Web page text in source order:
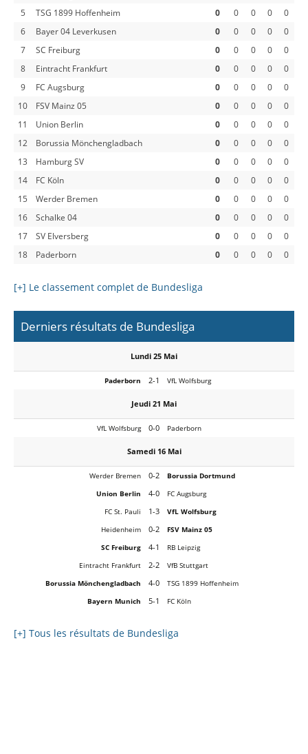
5
TSG 1899 Hoffenheim 0 0 0 0
0
6
Bayer 04 Leverkusen 0 0 0 0
0
7
SC Freiburg 0 0 0 0
0
8
Eintracht Frankfurt 0 0 0 0
0
9
FC Augsburg 0 0 0 0
0
10
FSV Mainz 05 0 0 0 0
0
11
Union Berlin 0 0 0 0
0
12
Borussia Mönchengladbach 0 0 0 0
0
13
Hamburg SV 0 0 0 0
0
14
FC Köln 0 0 0 0
0
15
Werder Bremen 0 0 0 0
0
16
Schalke 04 0 0 0 0
0
17
SV Elversberg 0 0 0 0
0
18
Paderborn 0 0 0 0 0
[+] Le classement complet de Bundesliga
Derniers résultats de Bundesliga
Lundi 25 Mai
Paderborn 2-1 VfL Wolfsburg
Jeudi 21 Mai
VfL Wolfsburg 0-0 Paderborn
Samedi 16 Mai
Werder Bremen 0-2
Borussia Dortmund
Union Berlin
4-0
FC Augsburg
FC St. Pauli
1-3
VfL Wolfsburg
Heidenheim
0-2
FSV Mainz 05
SC Freiburg
4-1
RB Leipzig
Eintracht Frankfurt
2-2
VfB Stuttgart
Borussia Mönchengladbach
4-0
TSG 1899 Hoffenheim
Bayern Munich
5-1 FC Köln
[+] Tous les résultats de Bundesliga